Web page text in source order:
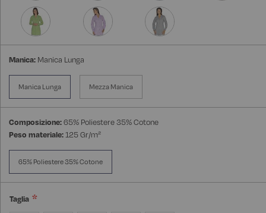
Manica: Manica Lunga
Manica Lunga Mezza Manica
Composizione:65% Poliestere 35% Cotone
Peso materiale:125 Gr/m²
65% Poliestere 35% Cotone
Taglia